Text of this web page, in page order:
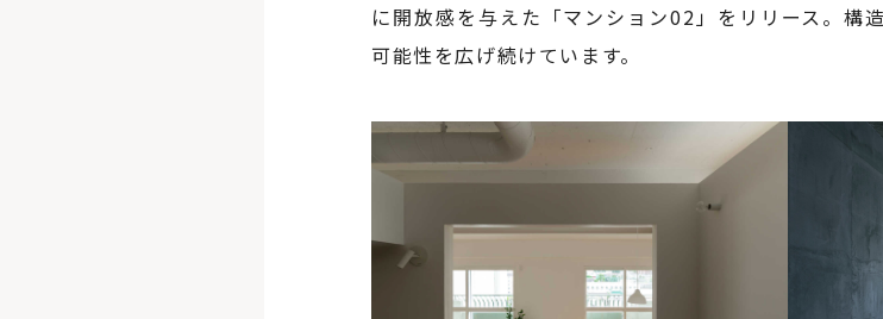
に開放感を与えた「マンション02」をリリース。構
可能性を広げ続けています。